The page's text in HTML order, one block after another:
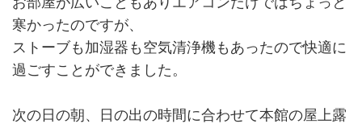
寒かったのですが、
ストーブも加湿器も空気清浄機もあったので快適に
過ごすことができました。
次の日の朝、日の出の時間に合わせて本館の屋上露